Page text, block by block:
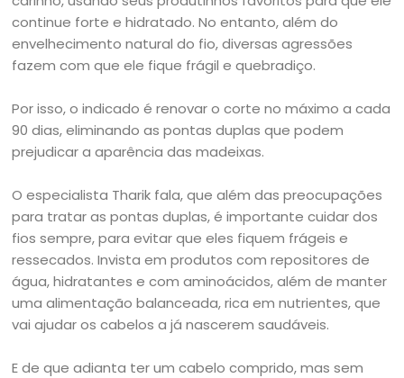
continue forte e hidratado. No entanto, além do
envelhecimento natural do fio, diversas agressões
fazem com que ele fique frágil e quebradiço.
Por isso, o indicado é renovar o corte no máximo a cada
90 dias, eliminando as pontas duplas que podem
prejudicar a aparência das madeixas.
O especialista Tharik fala, que além das preocupações
para tratar as pontas duplas, é importante cuidar dos
fios sempre, para evitar que eles fiquem frágeis e
ressecados. Invista em produtos com repositores de
água, hidratantes e com aminoácidos, além de manter
uma alimentação balanceada, rica em nutrientes, que
vai ajudar os cabelos a já nascerem saudáveis.
E de que adianta ter um cabelo comprido, mas sem